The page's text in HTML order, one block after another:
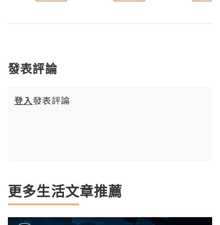
發表評論
登入發表評論
更多生活文章推薦